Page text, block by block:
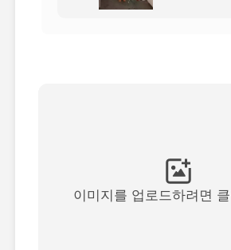
See All Templates
이미지를 업로드하려면